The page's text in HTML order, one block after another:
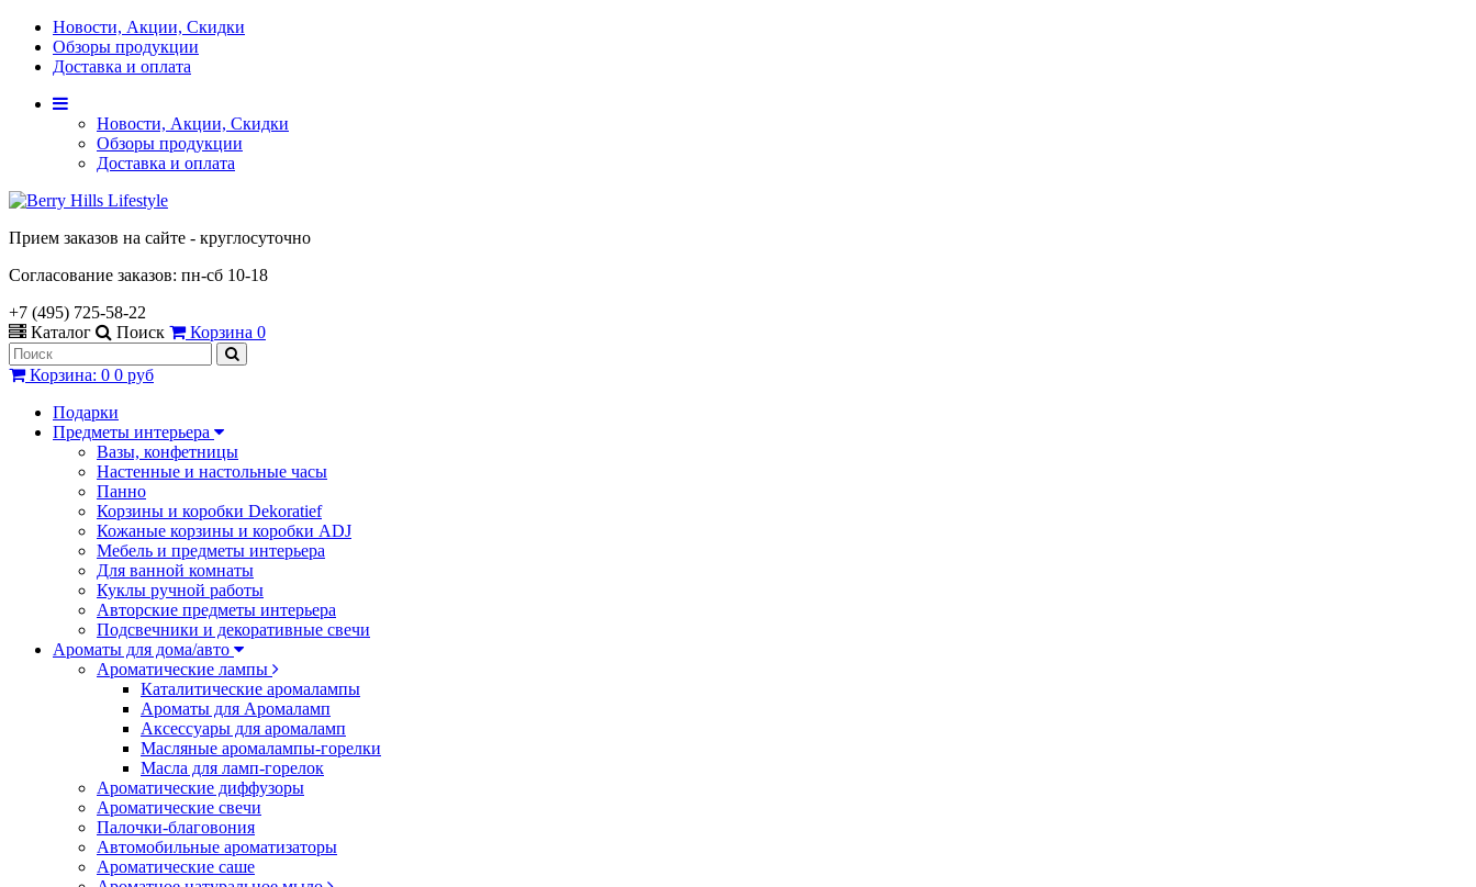
Новости, Акции, Скидки
Обзоры продукции
Доставка и оплата
Новости, Акции, Скидки
Обзоры продукции
Доставка и оплата
Прием заказов на сайте - круглосуточно
Согласование заказов: пн-сб 10-18
+7 (495) 725-58-22
Каталог
Поиск Корзина 0
Корзина: 0 0 руб
Подарки
Предметы интерьера
Вазы, конфетницы
Настенные и настольные часы
Панно
Корзины и коробки Dekoratief
Кожаные корзины и коробки ADJ
Мебель и предметы интерьера
Для ванной комнаты
Куклы ручной работы
Авторские предметы интерьера
Подсвечники и декоративные свечи
Ароматы для дома/авто
Ароматические лампы
Каталитические аромалампы
Ароматы для Аромаламп
Аксессуары для аромаламп
Масляные аромалампы-горелки
Масла для ламп-горелок
Ароматические диффузоры
Ароматические свечи
Палочки-благовония
Автомобильные ароматизаторы
Ароматические саше